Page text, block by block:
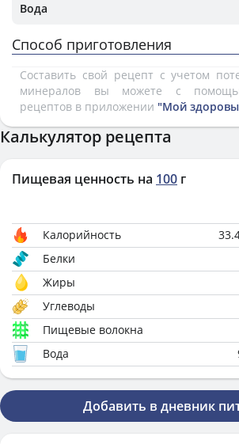
Вода
Способ приготовления
Составить свой рецепт с учетом
минералов вы можете с
рецептов в приложении "Мой
Калькулятор рецепта
Пищевая ценность на 100 г
Калорийность
Белки
Жиры
Углеводы
Пищевые волокна
Вода
Добавить в дневник